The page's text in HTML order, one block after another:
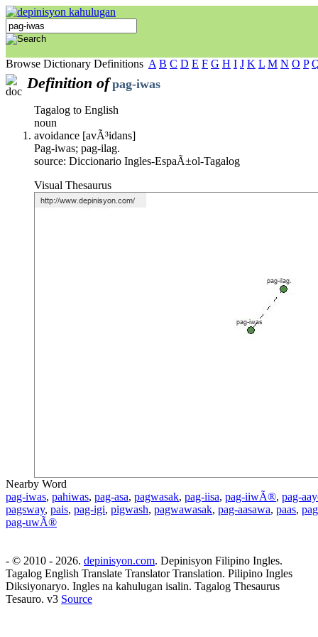
Browse Dictionary Definitions A B C D E F G H I J K L M N O P
Definition of pag-iwas
Tagalog to English
noun
avoidance [avÃ³idans]
Pag-iwas; pag-ilag.
source: Diccionario Ingles-EspaÃ±ol-Tagalog
Visual Thesaurus
Nearby Word
pag-iwas, pahiwas, pag-asa, pagwasak, pag-iisa, pag-iiwÃ®, pag-
pagsway, pais, pag-igi, pigwash, pagwawasak, pag-aasawa, paas,
pag-uwÃ®
- © 2010 - 2026. depinisyon.com. Depinisyon Filipino Ingles.
Tagalog English Translate Translator Translation. Pilipino Ingles
Diksiyonaryo. Ingles na kahulugan isalin. Tagalog Thesaurus
Tesauro. v3 Source